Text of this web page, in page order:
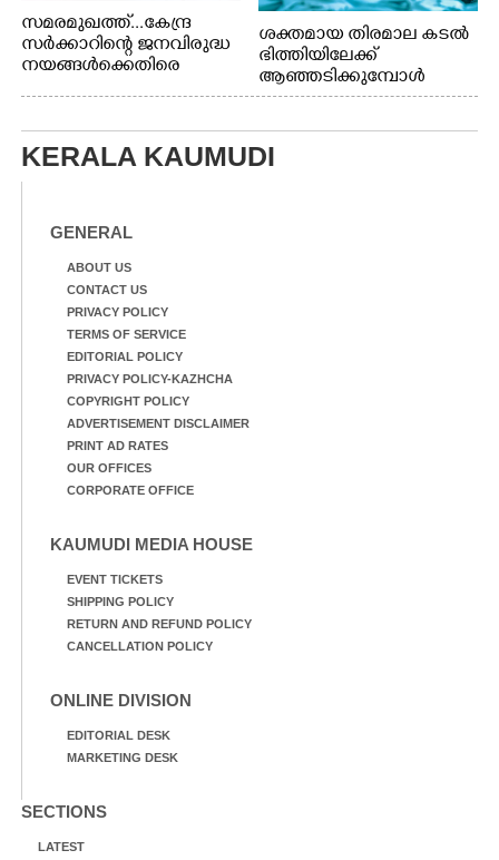
സമരമുഖത്ത്...കേന്ദ്ര
സർക്കാറിന്റെ ജനവിരുദ്ധ
നയങ്ങൾക്കെതിരെ
ഓഫീസിനു മുന്നിൽ
കർഷക തൊഴിലാളി
സംയുക്ത സമര സമിതി
പങ്കെടുത്തുകൊണ്ട്
മുൻ മന്ത്രി എസ്. ശർമ്മ
ശക്തമായ തിരമാല കടൽ
ഭിത്തിയിലേക്ക്
ആഞ്ഞടിക്കുമ്പോൾ
അപകടകരമായ രീതിയിൽ
ബീച്ചിൽ നിന്നുള്ള കാഴ്ച്ച
KERALA KAUMUDI
GENERAL
ABOUT US
CONTACT US
PRIVACY POLICY
TERMS OF SERVICE
EDITORIAL POLICY
PRIVACY POLICY-KAZHCHA
COPYRIGHT POLICY
ADVERTISEMENT DISCLAIMER
PRINT AD RATES
OUR OFFICES
CORPORATE OFFICE
KAUMUDI MEDIA HOUSE
EVENT TICKETS
SHIPPING POLICY
RETURN AND REFUND POLICY
CANCELLATION POLICY
ONLINE DIVISION
EDITORIAL DESK
MARKETING DESK
SECTIONS
LATEST